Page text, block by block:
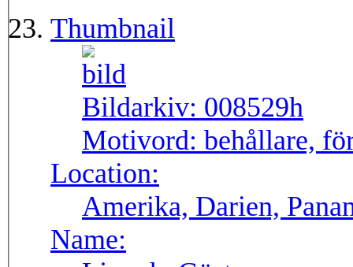
Thumbnail
Bildarkiv: 008529h
Motivord: behållare,
Location:
Amerika, Darien,
Name: